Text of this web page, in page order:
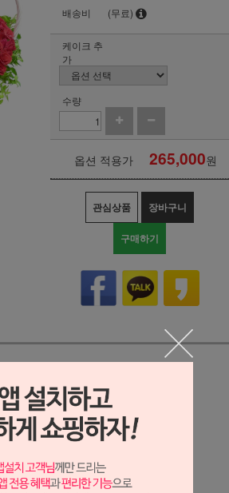
배송비
(무료)
케이크 추
가
수량
옵션 적용가 265,000원
관심상품 장바구니
구매하기
상세정보 새창 열기
상세 정보를 확대해 보실 수 있습니다.